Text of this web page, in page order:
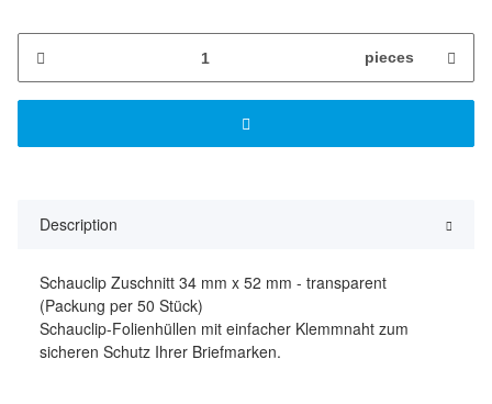
pieces
Description
Schauclip Zuschnitt 34 mm x 52 mm - transparent
(Packung per 50 Stück)
Schauclip-Folienhüllen mit einfacher Klemmnaht zum
sicheren Schutz Ihrer Briefmarken.